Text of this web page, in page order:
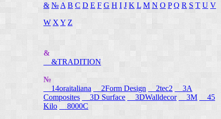
& № A B C D E F G H I J K L M N O P Q R S T U V
W X Y Z
&
&TRADITION
№
14oraitaliana
2Form Design 2tec2
3A
Composites
3D Surface 3DWalldecor 3M
45
Kilo
8000C